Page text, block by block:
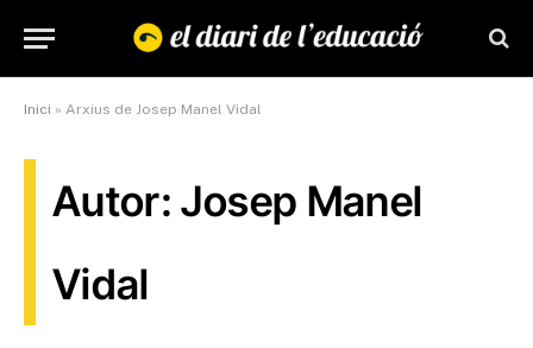
Inici » Arxius de Josep Manel Vidal
Autor: Josep Manel
Vidal